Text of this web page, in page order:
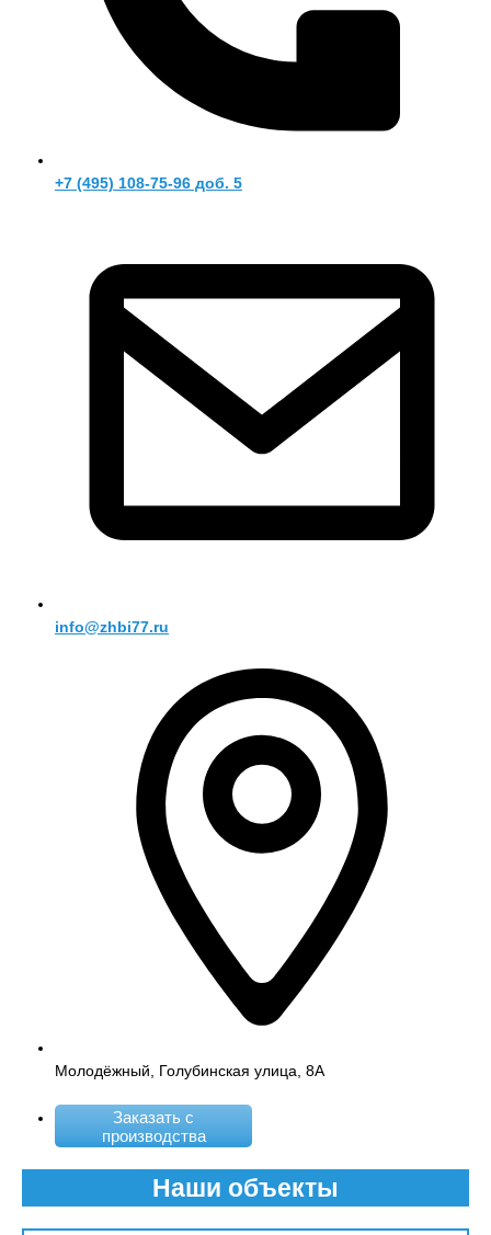
+7 (495) 108-75-96 доб. 5
info@zhbi77.ru
Молодёжный, Голубинская улица, 8А
Заказать с
производства
Наши объекты